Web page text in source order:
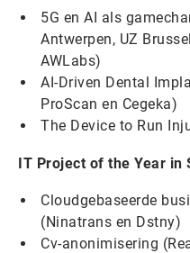
5G en AI als
Antwerpen, UZ
AWLabs)
AI-Driven Dental
ProScan en Cegeka)
The Device to Run
IT Project of the Year in
Cloudgebaseerde
(Ninatrans en Dstny)
Cv-anonimisering